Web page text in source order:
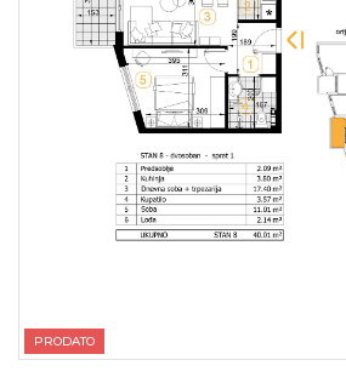
PRODATO